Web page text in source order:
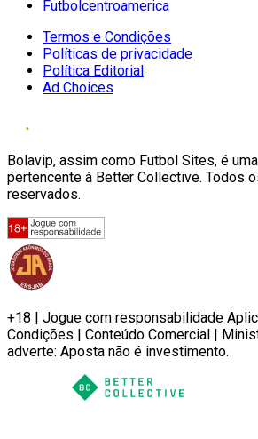
Futbolcentroamerica
Termos e Condições
Políticas de privacidade
Política Editorial
Ad Choices
Bolavip, assim como Futbol Sites, é
pertencente à Better Collective. Todos
reservados.
+18 | Jogue com responsabilidade
Condições | Conteúdo Comercial |
adverte: Aposta não é investimento.